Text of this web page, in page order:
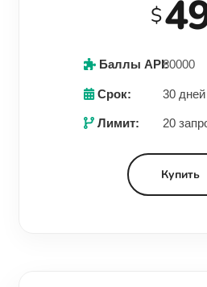
$
Баллы API:80000
Срок: 30 дней
Лимит: 20
Купить